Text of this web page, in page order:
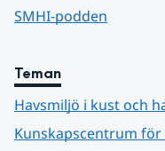
SMHI-podden
Teman
Havsmiljö i kust och
Kunskapscentrum